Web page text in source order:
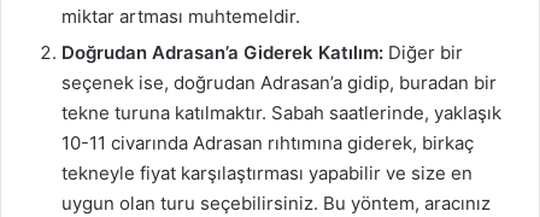
miktar artması muhtemeldir.
Doğrudan Adrasan’a Giderek Katılım: Diğer bir
seçenek ise, doğrudan Adrasan’a gidip, buradan bir
tekne turuna katılmaktır. Sabah saatlerinde, yaklaşık
10-11 civarında Adrasan rıhtımına giderek, birkaç
tekneyle fiyat karşılaştırması yapabilir ve size en
uygun olan turu seçebilirsiniz. Bu yöntem, aracınız